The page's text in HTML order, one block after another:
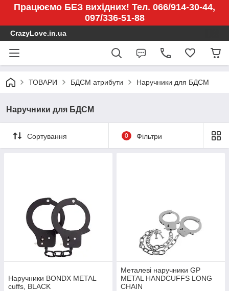
Працюємо БЕЗ вихідних! Тел. 066/914-30-44,
097/336-51-88
CrazyLove.in.ua
ТОВАРИ БДСМ атрибути Наручники для БДСМ
Наручники для БДСМ
Сортування 0 Фільтри
Наручники BONDX METAL
cuffs, BLACK
Металеві наручники GP
METAL HANDCUFFS LONG
CHAIN